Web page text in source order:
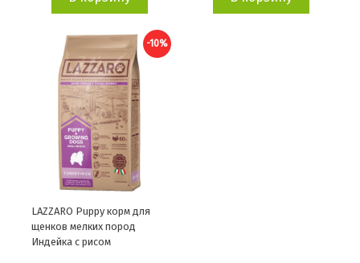
-10%
LAZZARO Puppy корм для
щенков мелких пород
Индейка с рисом